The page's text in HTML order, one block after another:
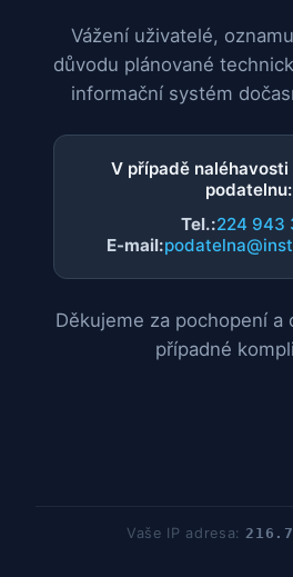
Vážení uživatelé,
důvodu plánované
informační systém
V případě
podatelnu:
Tel.:224 943
E-mail:
Děkujeme za pochopení a
případné
Vaše IP adresa: